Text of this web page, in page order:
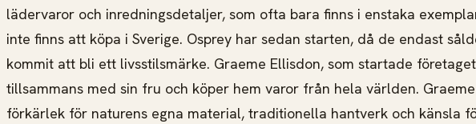
lädervaror och inredningsdetaljer, som ofta bara finns i enstaka
inte finns att köpa i Sverige. Osprey har sedan starten, då de endast
kommit att bli ett livsstilsmärke. Graeme Ellisdon, som startade
tillsammans med sin fru och köper hem varor från hela världen.
förkärlek för naturens egna material, traditionella hantverk och känsla